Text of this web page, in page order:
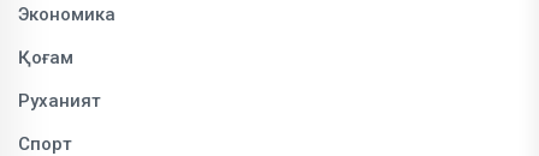
Экономика
Қоғам
Руханият
Спорт